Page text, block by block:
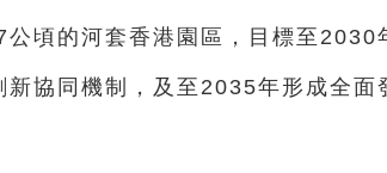
公頃的河套香港園區，目標至2030
新協同機制，及至2035年形成全